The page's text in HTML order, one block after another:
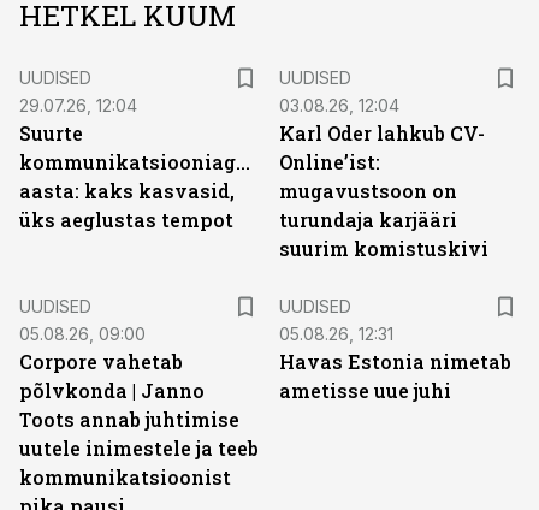
HETKEL KUUM
UUDISED
29.07.26, 12:04
Suurte
kommunikatsiooniagentuuride
aasta: kaks kasvasid,
üks aeglustas tempot
UUDISED
03.08.26, 12:04
Karl Oder lahkub CV-
Online’ist:
mugavustsoon on
turundaja karjääri
suurim komistuskivi
UUDISED
05.08.26, 09:00
Corpore vahetab
põlvkonda | Janno
Toots annab juhtimise
uutele inimestele ja teeb
kommunikatsioonist
UUDISED
05.08.26, 12:31
Havas Estonia nimetab
ametisse uue juhi